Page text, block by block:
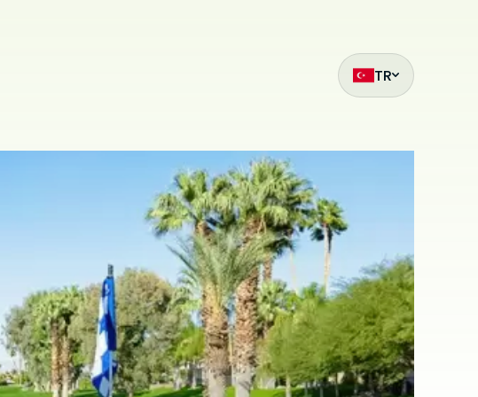
TR
sitesini ziyaret
hangi
internet siteleri
kişiselleştirilmiş bir
için
bulunabilir. Çerez
silebilir ya da
sürece bu sitede